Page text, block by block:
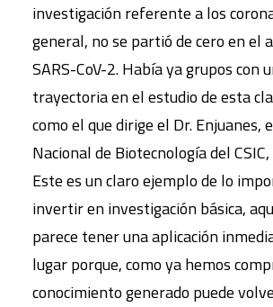
investigación referente a los
general, no se partió de cero en el
SARS-CoV-2. Había ya grupos con
trayectoria en el estudio de esta
como el que dirige el Dr. Enjuanes,
Nacional de Biotecnología del
Este es un claro ejemplo de lo
invertir en investigación básica,
parece tener una aplicación
lugar porque, como ya hemos
conocimiento generado puede